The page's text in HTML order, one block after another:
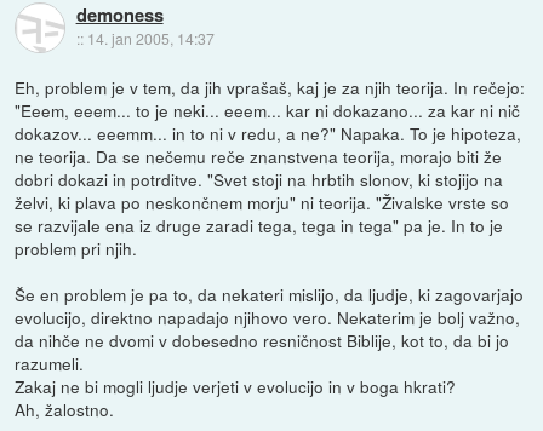
demoness
:: 14. jan 2005, 14:37
Eh, problem je v tem, da jih vprašaš, kaj je za njih teorija. In rečejo:
"Eeem, eeem... to je neki... eeem... kar ni dokazano... za kar ni nič
dokazov... eeemm... in to ni v redu, a ne?" Napaka. To je hipoteza,
ne teorija. Da se nečemu reče znanstvena teorija, morajo biti že
dobri dokazi in potrditve. "Svet stoji na hrbtih slonov, ki stojijo na
želvi, ki plava po neskončnem morju" ni teorija. "Živalske vrste so
se razvijale ena iz druge zaradi tega, tega in tega" pa je. In to je
problem pri njih.
Še en problem je pa to, da nekateri mislijo, da ljudje, ki zagovarjajo
evolucijo, direktno napadajo njihovo vero. Nekaterim je bolj važno,
da nihče ne dvomi v dobesedno resničnost Biblije, kot to, da bi jo
razumeli.
Zakaj ne bi mogli ljudje verjeti v evolucijo in v boga hkrati?
Ah, žalostno.